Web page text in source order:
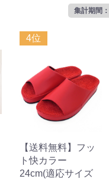
集計期間
4位
【送料無料】フッ
ト快カラー
24cm(適応サイズ